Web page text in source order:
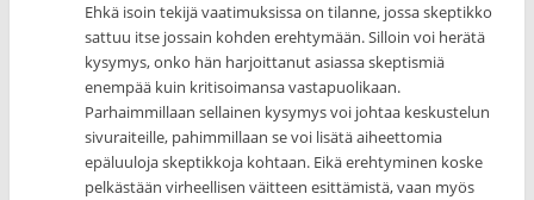
Ehkä isoin tekijä vaatimuksissa on tilanne, jossa skeptikko
sattuu itse jossain kohden erehtymään. Silloin voi herätä
kysymys, onko hän harjoittanut asiassa skeptismiä
enempää kuin kritisoimansa vastapuolikaan.
Parhaimmillaan sellainen kysymys voi johtaa keskustelun
sivuraiteille, pahimmillaan se voi lisätä aiheettomia
epäluuloja skeptikkoja kohtaan. Eikä erehtyminen koske
pelkästään virheellisen väitteen esittämistä, vaan myös